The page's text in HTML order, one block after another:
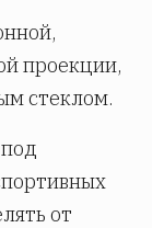
проекции,
стеклом.
от